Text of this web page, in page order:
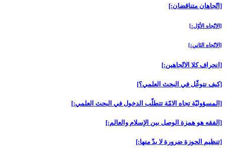
[اتّجاهان متناقضان:]
[الاتّجاه الأوّل:]
[الاتّجاه الثاني:]
[انحراف كلا الاتّجاهين:]
[كيف نتوغّل في البحث العلمي؟]
[المسؤوليّة تجاه الامّة تتطلّب الدخول في البحث العلمي:]
[الفقه هو همزة الوصل بين الإسلام والعالم:]
[تنظيم الحوزة ضرورة لا بدّ منها:]